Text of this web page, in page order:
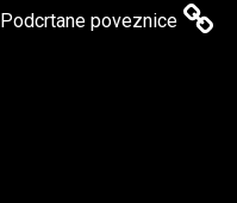
Podcrtane poveznice